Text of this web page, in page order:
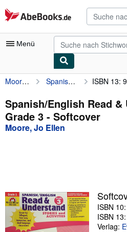
Zum Hauptinhalt
AbeBooks.de
Menü
Nutzerkonto
Meine Bestellungen
Detailsuche
Verkäufer
Verkäufer werden
Hilfe
Moore, Jo Ellen Spanish/English Read & Understand, Grade 3 ISBN 13:
Spanish/English Read &
Grade 3 - Softcover
Moore, Jo Ellen
ISBN
ISBN
Verlag: